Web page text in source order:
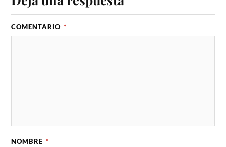
COMENTARIO *
NOMBRE *